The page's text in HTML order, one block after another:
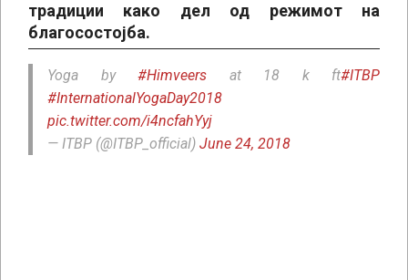
традиции како дел од режимот на
благосостојба.
Yoga by #Himveers at 18 k ft#ITBP
#InternationalYogaDay2018
pic.twitter.com/i4ncfahYyj
— ITBP (@ITBP_official) June 24, 2018